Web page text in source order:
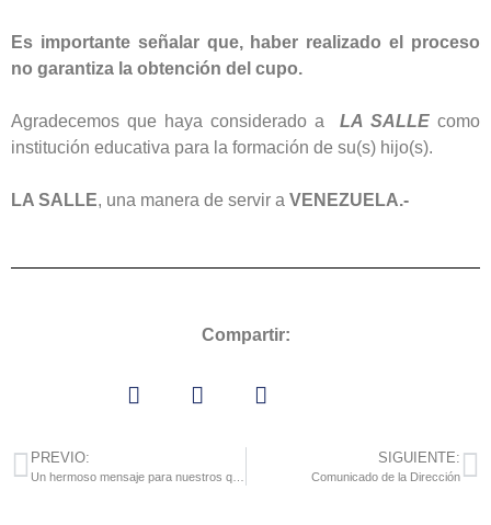
Es importante señalar que, haber realizado el proceso
no garantiza la obtención del cupo.
Agradecemos que haya considerado a LA SALLE como
institución educativa para la formación de su(s) hijo(s).
LA SALLE, una manera de servir a VENEZUELA.-
Compartir:
PREVIO: SIGUIENTE:
Comunicado de la Dirección